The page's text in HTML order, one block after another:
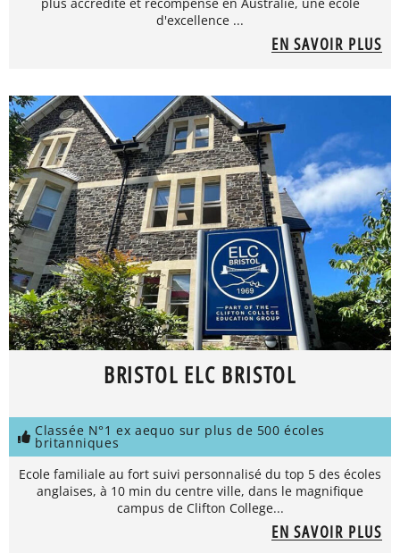
d'excellence ...
EN SAVOIR PLUS
BRISTOL ELC BRISTOL
Classée N°1 ex aequo sur plus de 500 écoles
britanniques
Ecole familiale au fort suivi personnalisé du top 5 des écoles
anglaises, à 10 min du centre ville, dans le magnifique
campus de Clifton College...
EN SAVOIR PLUS